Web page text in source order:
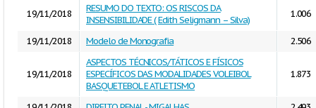
19/11/2018
RESUMO DO TEXTO: OS RISCOS DA
INSENSIBILIDADE ( Edith Seligmann – Silva)
1.006
19/11/2018 Modelo de Monografia 2.506
19/11/2018
ASPECTOS TÉCNICOS/TÁTICOS E FÍSICOS
ESPECÍFICOS DAS MODALIDADES VOLEIBOL
BASQUETEBOL E ATLETISMO
1.873